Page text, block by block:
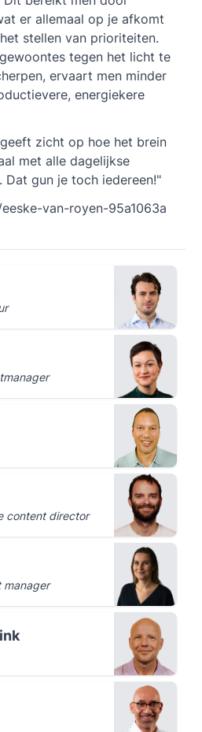
er allemaal op je afkomt
stellen van prioriteiten.
tegen het licht te
ervaart men minder
energiekere
zicht op hoe het brein
met alle dagelijkse
Dat gun je toch iedereen!"
van-royen-95a1063a
content director
manager